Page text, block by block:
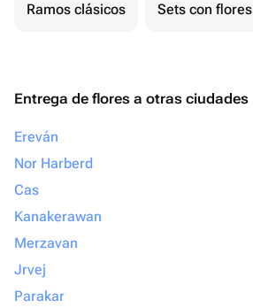
Ramos clásicos Sets con flores
Entrega de flores a otras ciudades
Ereván
Nor Harberd
Cas
Kanakerawan
Merzavan
Jrvej
Parakar